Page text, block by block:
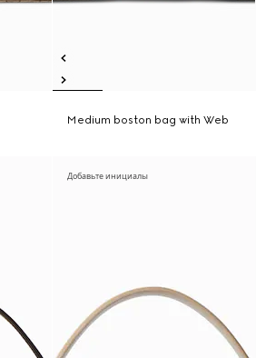
Medium boston bag with Web
Добавьте инициалы